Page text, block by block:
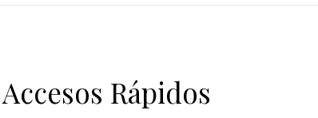
Accesos Rápidos